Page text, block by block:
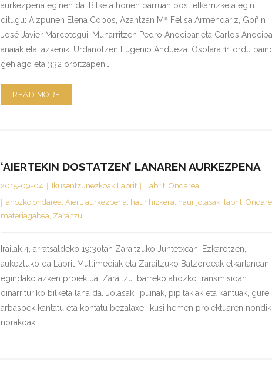
aurkezpena eginen da. Bilketa honen barruan bost elkarrizketa egin
ditugu: Aizpunen Elena Cobos, Azantzan Mª Felisa Armendariz, Goñin
José Javier Marcotegui, Munarritzen Pedro Anocibar eta Carlos
anaiak eta, azkenik, Urdanotzen Eugenio Andueza. Osotara 11 ordu
gehiago eta 332 oroitzapen…
READ MORE
‘AIERTEKIN DOSTATZEN’ LANAREN AURKEZPENA
2015-09-04 Ikusentzunezkoak Labrit Labrit,Ondarea
ahozko ondarea,Aiert,aurkezpena, haur hizkera, haur jolasak, labrit,Ondare
materiagabea, Zaraitzu
Irailak 4, arratsaldeko 19:30tan Zaraitzuko Juntetxean, Ezkarotzen,
aukeztuko da Labrit Multimediak eta Zaraitzuko Batzordeak elkarlanean
egindako azken proiektua. Zaraitzu Ibarreko ahozko transmisioan
oinarrituriko bilketa lana da. Jolasak, ipuinak, pipitakiak eta kantuak, gure
arbasoek kantatu eta kontatu bezalaxe. Ikusi hemen proiektuaren nondik
norakoak